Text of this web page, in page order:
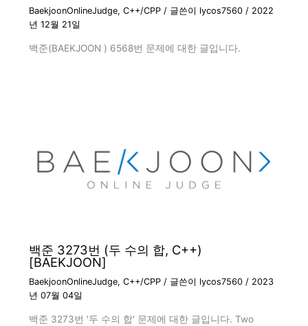
BaekjoonOnlineJudge, C++/CPP/ 글쓴이 lycos7560 / 2022
년 12월 21일
백준(BAEKJOON ) 6568번 문제에 대한 글입니다.
백준 3273번 (두 수의 합, C++)
[BAEKJOON]
BaekjoonOnlineJudge, C++/CPP/ 글쓴이 lycos7560 / 2023
년 07월 04일
백준 3273번 '두 수의 합' 문제에 대한 글입니다. Two